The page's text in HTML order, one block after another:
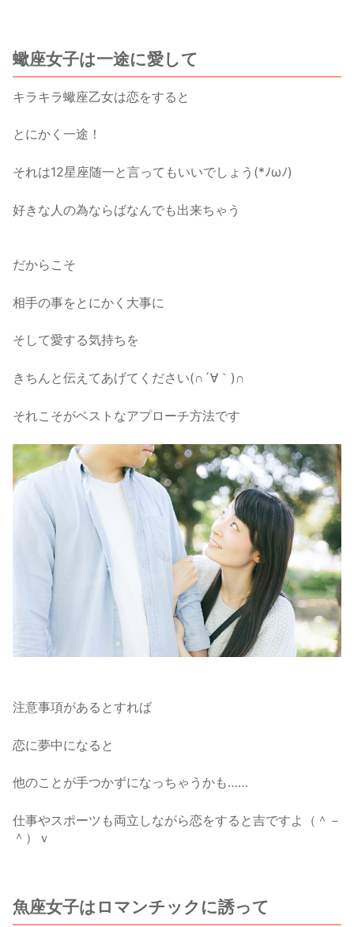
蠍座女子は一途に愛して
キラキラ蠍座乙女は恋をすると
とにかく一途！
それは12星座随一と言ってもいいでしょう(*ﾉωﾉ)
好きな人の為ならばなんでも出来ちゃう
だからこそ
相手の事をとにかく大事に
そして愛する気持ちを
きちんと伝えてあげてください(∩´∀｀)∩
それこそがベストなアプローチ方法です
注意事項があるとすれば
恋に夢中になると
他のことが手つかずになっちゃうかも……
仕事やスポーツも両立しながら恋をすると吉ですよ（＾－
＾）ｖ
魚座女子はロマンチックに誘って